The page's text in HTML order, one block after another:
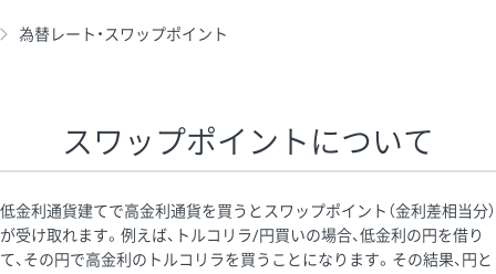
為替レート・スワップポイント
スワップポイントについて
低金利通貨建てで高金利通貨を買うとスワップポイント（金利差相当分）
が受け取れます。例えば、トルコリラ/円買いの場合、低金利の円を借り
て、その円で高金利のトルコリラを買うことになります。その結果、円と